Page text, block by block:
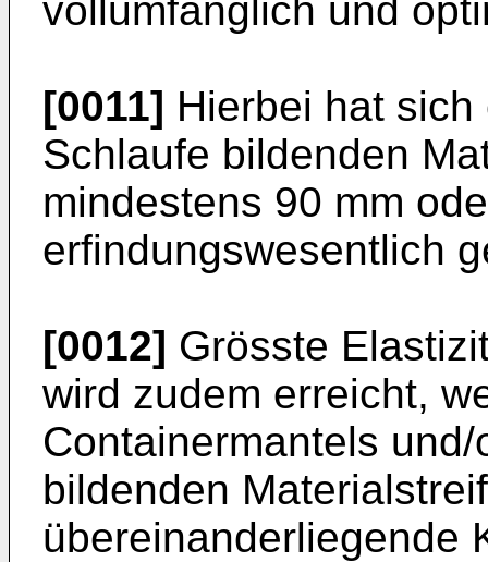
vollumfänglich und
[0011] Hierbei hat
Schlaufe bildenden
mindestens 90 mm
erfindungswesentlich
[0012] Grösste
wird zudem erreicht,
Containermantels
bildenden
übereinanderliegende